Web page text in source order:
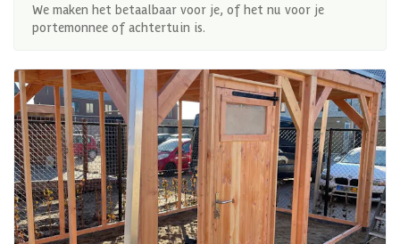
We maken het betaalbaar voor je, of het nu voor je
portemonnee of achtertuin is.